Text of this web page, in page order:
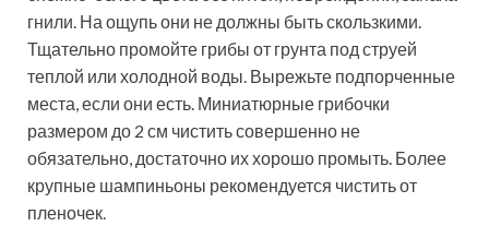
гнили. На ощупь они не должны быть скользкими.
Тщательно промойте грибы от грунта под струей
теплой или холодной воды. Вырежьте подпорченные
места, если они есть. Миниатюрные грибочки
размером до 2 см чистить совершенно не
обязательно, достаточно их хорошо промыть. Более
крупные шампиньоны рекомендуется чистить от
пленочек.